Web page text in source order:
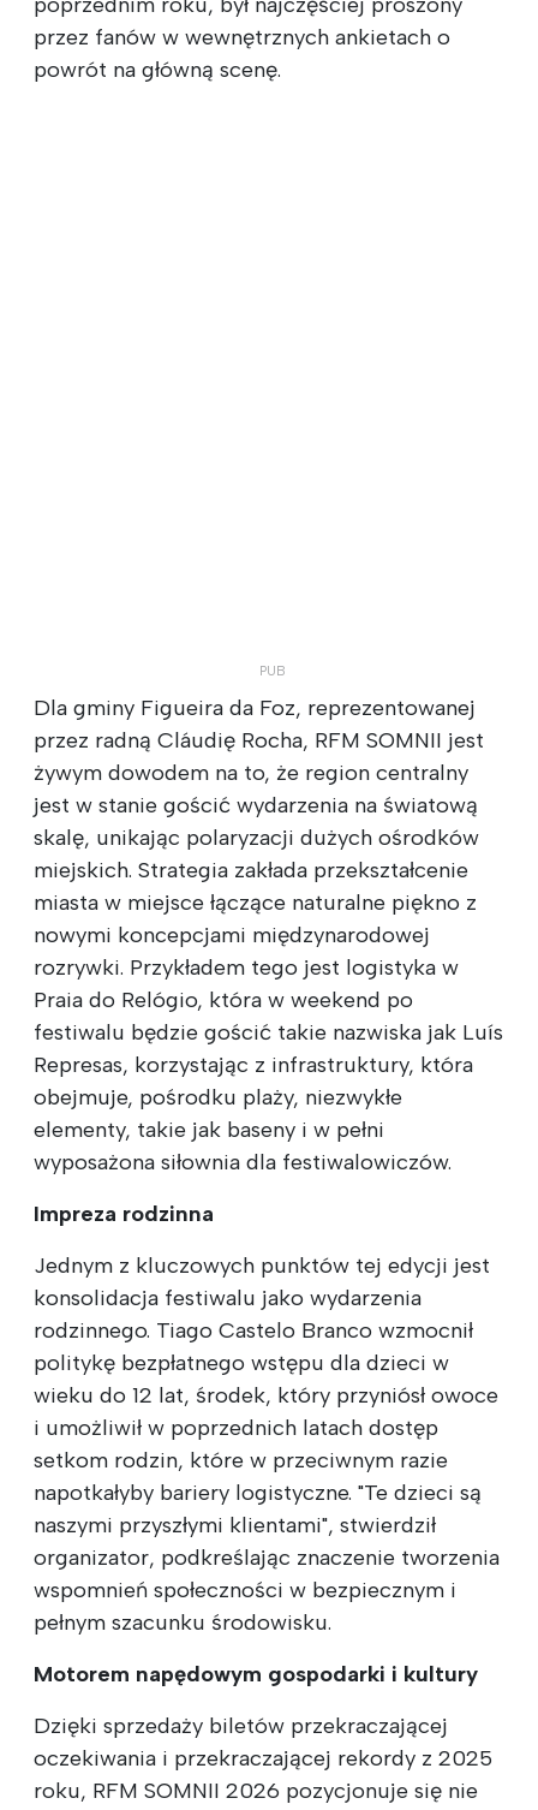
przez fanów w wewnętrznych ankietach o
powrót na główną scenę.
Dla gminy Figueira da Foz, reprezentowanej
przez radną Cláudię Rocha, RFM SOMNII jest
żywym dowodem na to, że region centralny
jest w stanie gościć wydarzenia na światową
skalę, unikając polaryzacji dużych ośrodków
miejskich. Strategia zakłada przekształcenie
miasta w miejsce łączące naturalne piękno z
nowymi koncepcjami międzynarodowej
rozrywki. Przykładem tego jest logistyka w
Praia do Relógio, która w weekend po
festiwalu będzie gościć takie nazwiska jak Luís
Represas, korzystając z infrastruktury, która
obejmuje, pośrodku plaży, niezwykłe
elementy, takie jak baseny i w pełni
wyposażona siłownia dla festiwalowiczów.
Impreza rodzinna
Jednym z kluczowych punktów tej edycji jest
konsolidacja festiwalu jako wydarzenia
rodzinnego. Tiago Castelo Branco wzmocnił
politykę bezpłatnego wstępu dla dzieci w
wieku do 12 lat, środek, który przyniósł owoce
i umożliwił w poprzednich latach dostęp
setkom rodzin, które w przeciwnym razie
napotkałyby bariery logistyczne. "Te dzieci są
naszymi przyszłymi klientami", stwierdził
organizator, podkreślając znaczenie tworzenia
wspomnień społeczności w bezpiecznym i
pełnym szacunku środowisku.
Motorem napędowym gospodarki i kultury
Dzięki sprzedaży biletów przekraczającej
oczekiwania i przekraczającej rekordy z 2025
roku, RFM SOMNII 2026 pozycjonuje się nie